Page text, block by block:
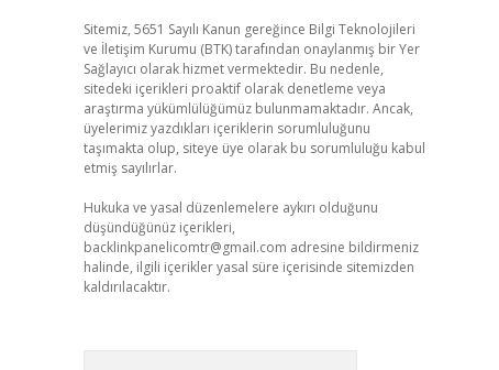
Sitemiz, 5651 Sayılı Kanun gereğince Bilgi Teknolojileri
ve İletişim Kurumu (BTK) tarafından onaylanmış bir Yer
Sağlayıcı olarak hizmet vermektedir. Bu nedenle,
sitedeki içerikleri proaktif olarak denetleme veya
araştırma yükümlülüğümüz bulunmamaktadır. Ancak,
üyelerimiz yazdıkları içeriklerin sorumluluğunu
taşımakta olup, siteye üye olarak bu sorumluluğu kabul
etmiş sayılırlar.
Hukuka ve yasal düzenlemelere aykırı olduğunu
düşündüğünüz içerikleri,
backlinkpanelicomtr@gmail.com adresine bildirmeniz
halinde, ilgili içerikler yasal süre içerisinde sitemizden
kaldırılacaktır.